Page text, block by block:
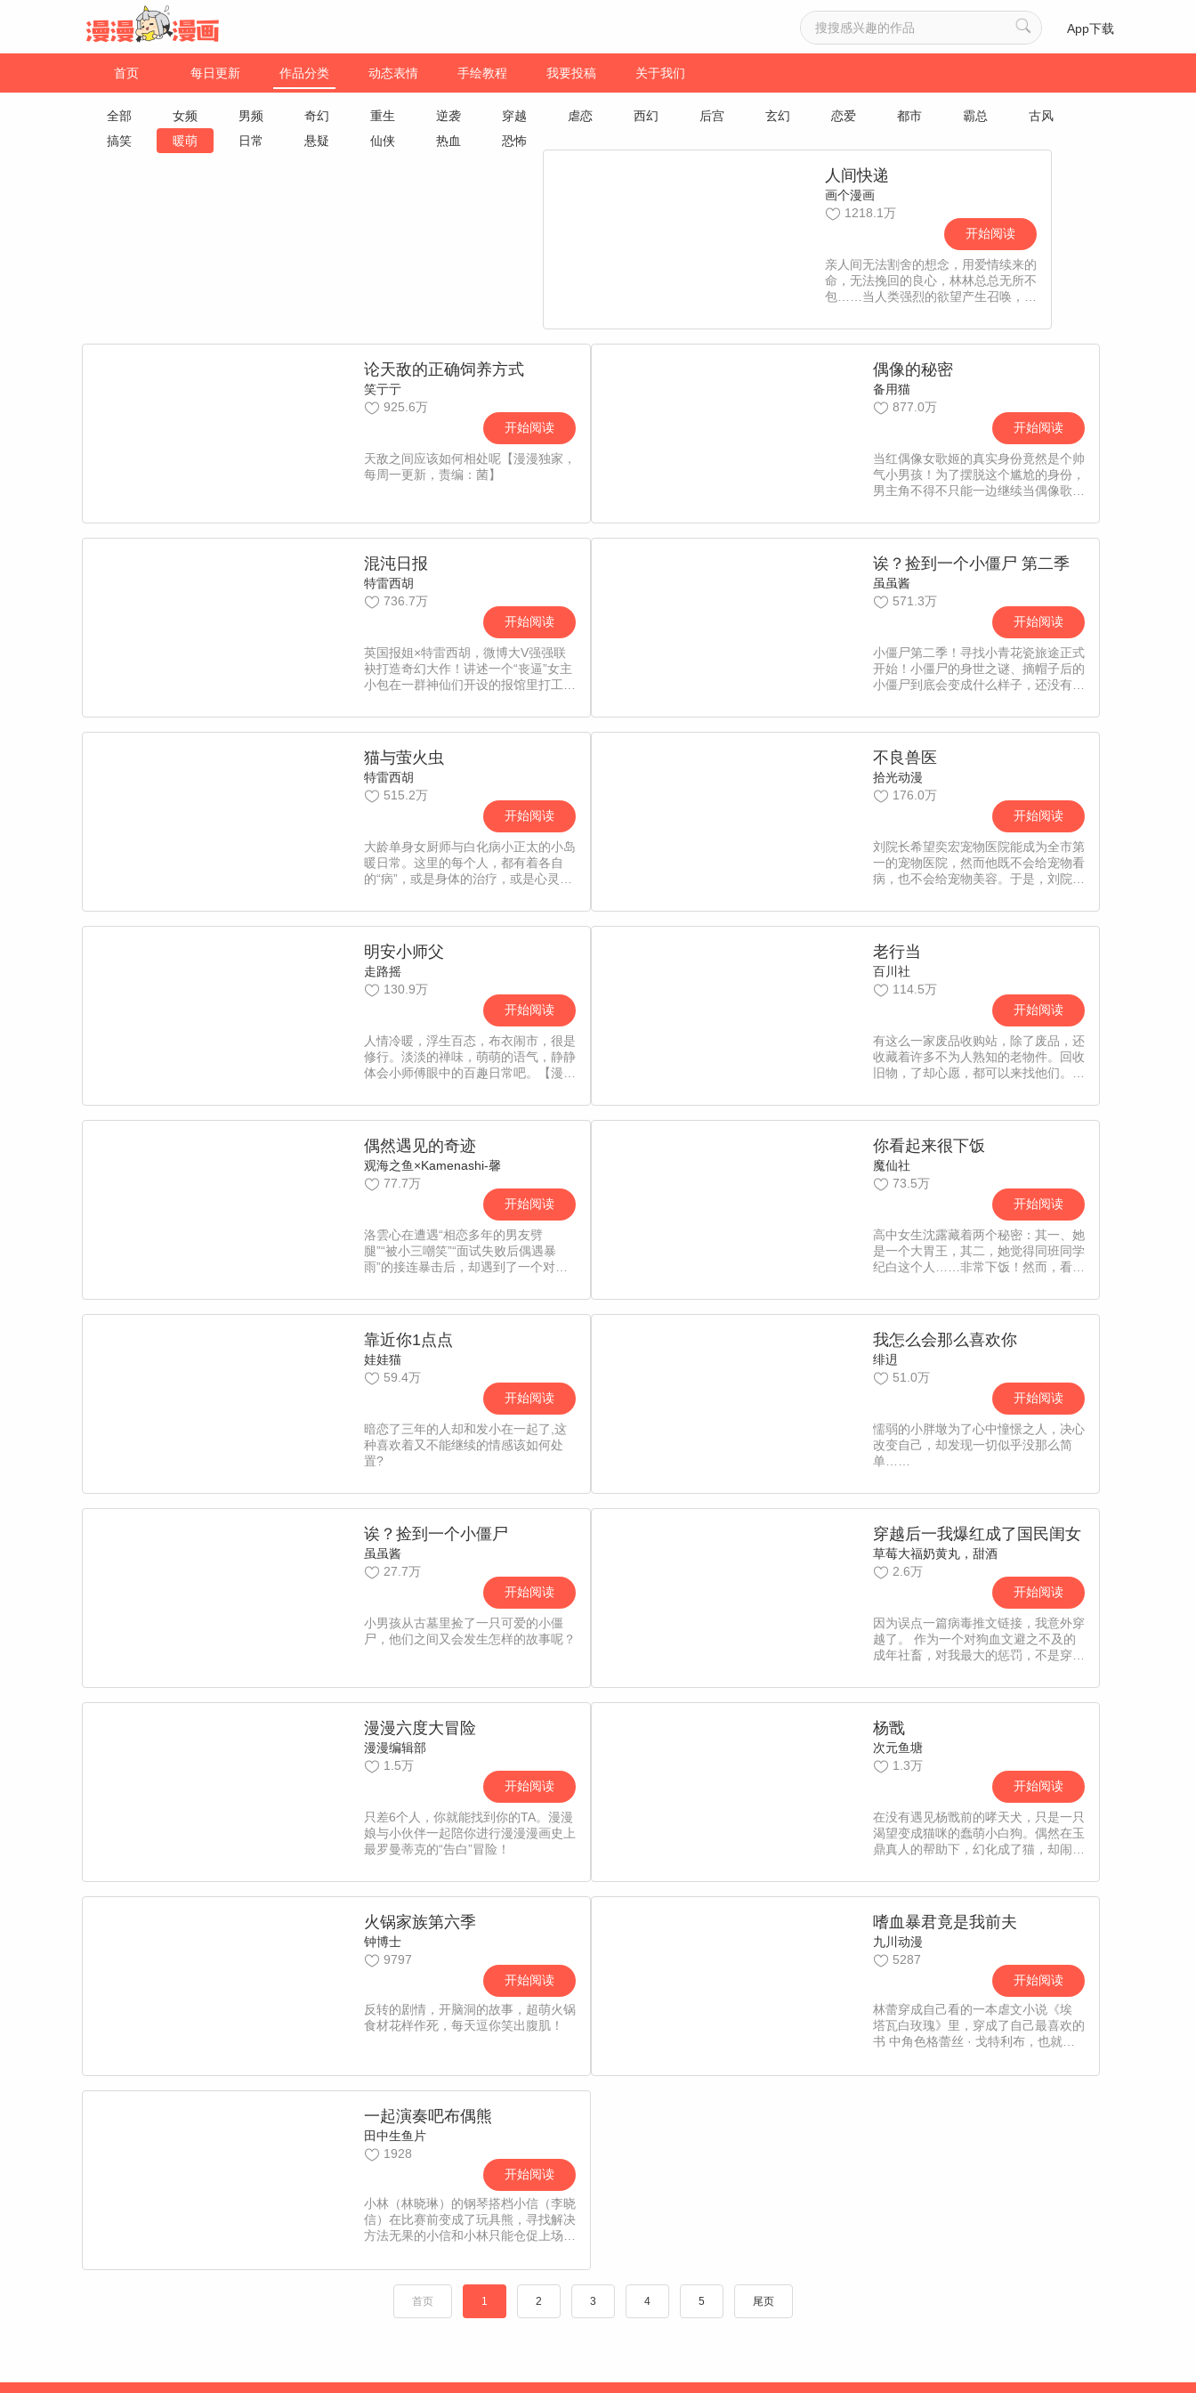
App下载
首页 每日更新 作品分类 动态表情 手绘教程 我要投稿 关于我们
全部 女频 男频 奇幻 重生 逆袭 穿越 虐恋 西幻 后宫 玄幻 恋爱 都市 霸总
古风
搞笑
暖萌 日常 悬疑 仙侠 热血 恐怖
人间快递
画个漫画
1218.1万
开始阅读
亲人间无法割舍的想念，用爱情续来的
命，无法挽回的良心，林林总总无所不
包……当人类强烈的欲望产生召唤，快
没有我们不能寄送的东西。【漫漫独
家，每周六更新，责编：CC】
论天敌的正确饲养方式
笑亍亍
925.6万
开始阅读
天敌之间应该如何相处呢【漫漫独家，
每周一更新，责编：菌】
偶像的秘密
备用猫
877.0万
开始阅读
当红偶像女歌姬的真实身份竟然是个帅
气小男孩！为了摆脱这个尴尬的身份，
男主角不得不只能一边继续当偶像歌
CC】
混沌日报
特雷西胡
736.7万
开始阅读
英国报姐×特雷西胡，微博大V强强联
袂打造奇幻大作！讲述一个“丧逼”女主
小包在一群神仙们开设的报馆里打工体
访对象吗？[漫漫独家，逢周日更新，
责编：CC]
诶？捡到一个小僵尸 第二季
虽虽酱
571.3万
开始阅读
小僵尸第二季！寻找小青花瓷旅途正式
开始！小僵尸的身世之谜、摘帽子后的
小僵尸到底会变成什么样子，还没有姓
尸，吊足一年胃口的《诶？捡到一个小
僵尸》第二季，填坑啦！
猫与萤火虫
特雷西胡
515.2万
开始阅读
大龄单身女厨师与白化病小正太的小岛
暖日常。这里的每个人，都有着各自
的“病”，或是身体的治疗，或是心灵的
为，重拾了人情的温暖？【漫漫独家，
每周一更新，责编：CC】
不良兽医
拾光动漫
176.0万
开始阅读
刘院长希望奕宏宠物医院能成为全市第
一的宠物医院，然而他既不会给宠物看
病，也不会给宠物美容。于是，刘院长
聘请了天才美女兽医王梓君、零医疗事
故兽医徐文泰、亲和力满分兽医姜敏，
以及一群“朝气蓬勃”的兽医助理，然
而，在这些殊荣之下，这群兽医的真实
面目却是“不良”！随后，刘院长被人爆
出惊天黑历史，为了还原事实真相，拯
救医院口碑，不着调的员工们都联合起
来，各自发力最后证明了院长的清白，
也使医院成功的渡过了危机，如愿成为
全市第一的宠物医院。【责编：阿丁】
外冷内热兽医x神经大条兽医
明安小师父
走路摇
130.9万
开始阅读
人情冷暖，浮生百态，布衣闹市，很是
修行。淡淡的禅味，萌萌的语气，静静
体会小师傅眼中的百趣日常吧。【漫漫
老行当
百川社
114.5万
开始阅读
有这么一家废品收购站，除了废品，还
收藏着许多不为人熟知的老物件。回收
旧物，了却心愿，都可以来找他们。
堂重点大学毕业生怎么可能去那里工
作！ ——月入百万包吃包住老板很
帅。 ——好的老板，真香老板。【责
编：小凡、Echo】
偶然遇见的奇迹
观海之鱼×Kamenashi-馨
77.7万
开始阅读
洛雲心在遭遇“相恋多年的男友劈
腿”“被小三嘲笑”“面试失败后偶遇暴
雨”的接连暴击后，却遇到了一个对她
板的怪人，会否给洛雲心带来生活的转
机？【漫漫漫画独家，责编：阿丁&吖
西。】
你看起来很下饭
魔仙社
73.5万
开始阅读
高中女生沈露藏着两个秘密：其一、她
是一个大胃王，其二，她觉得同班同学
纪白这个人……非常下饭！然而，看起
别不耐烦、脾气特别坏！尽管如此，在
纪白被“欺负”时，沈露还是义无反顾地
站出来——唉！谁让纪白足够“下
饭”呢！【责编：吖西】
靠近你1点点
娃娃猫
59.4万
开始阅读
暗恋了三年的人却和发小在一起了,这
种喜欢着又不能继续的情感该如何处
置?
我怎么会那么喜欢你
绯迌
51.0万
开始阅读
懦弱的小胖墩为了心中憧憬之人，决心
改变自己，却发现一切似乎没那么简
单……
诶？捡到一个小僵尸
虽虽酱
27.7万
开始阅读
小男孩从古墓里捡了一只可爱的小僵
尸，他们之间又会发生怎样的故事呢？
穿越后一我爆红成了国民闺女
草莓大福奶黄丸，甜酒
2.6万
开始阅读
因为误点一篇病毒推文链接，我意外穿
越了。 作为一个对狗血文避之不及的
成年社畜，对我最大的惩罚，不是穿越
给我女主打脸或女配逆袭的爽文剧本，
而是我穿越成的带球跑文里的，那个
球！
漫漫六度大冒险
漫漫编辑部
1.5万
开始阅读
只差6个人，你就能找到你的TA。漫漫
娘与小伙伴一起陪你进行漫漫漫画史上
最罗曼蒂克的“告白”冒险！
杨戬
次元鱼塘
1.3万
开始阅读
在没有遇见杨戬前的哮天犬，只是一只
渴望变成猫咪的蠢萌小白狗。偶然在玉
鼎真人的帮助下，幻化成了猫，却闹出
女神、知心的小伙伴……在他们的帮助
下，哮天犬最终找回了丢失的本我……
火锅家族第六季
钟博士
9797
开始阅读
反转的剧情，开脑洞的故事，超萌火锅
食材花样作死，每天逗你笑出腹肌！
嗜血暴君竟是我前夫
九川动漫
5287
开始阅读
林蕾穿成自己看的一本虐文小说《埃
塔瓦白玫瑰》里，穿成了自己最喜欢的
书 中角色格蕾丝 · 戈特利布，也就是
尔斯 · 蒙巴 顿 · 阿尔伯特剑下的王
一起演奏吧布偶熊
田中生鱼片
1928
开始阅读
小林（林晓琳）的钢琴搭档小信（李晓
信）在比赛前变成了玩具熊，寻找解决
方法无果的小信和小林只能仓促上场。
几乎无法弹奏，在来到高难度部分小林
独揽两人的和弦，小信想起他和小林相
遇时小林的弹琴方法恢复信心，幻化回
人形完成了四手联弹演出。现实其实是
完成的四手联弹演出。
首页 1 2 3 4 5 尾页